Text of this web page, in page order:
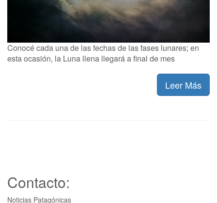
Conocé cada una de las fechas de las fases lunares; en
esta ocasión, la Luna llena llegará a final de mes
Leer Más
Contacto:
Noticias Patagónicas